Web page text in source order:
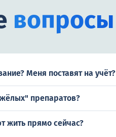
вопросы
Меня поставят на учёт?
препаратов?
жить прямо сейчас?